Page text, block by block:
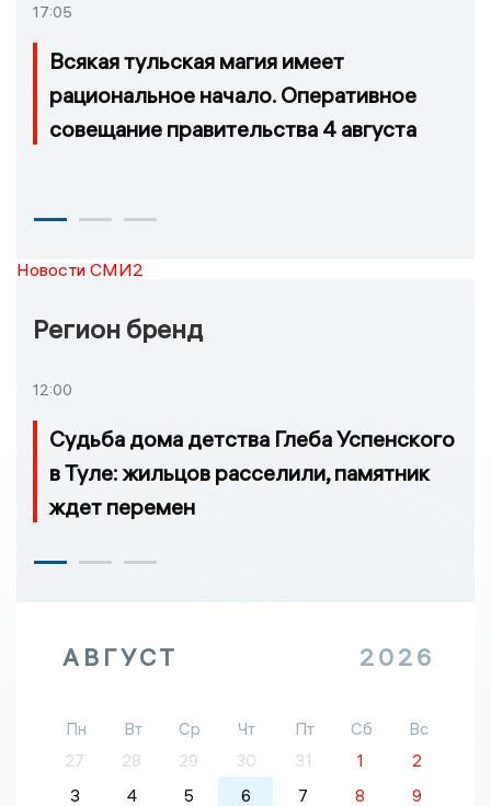
17:05
Всякая тульская магия имеет
рациональное начало. Оперативное
совещание правительства 4 августа
Новости СМИ2
Регион бренд
12:00
Судьба дома детства Глеба Успенского
в Туле: жильцов расселили, памятник
ждет перемен
АВГУСТ 2026
Пн Вт Ср Чт Пт Сб
Вс
27
28 29 30 31 1
2
3
4 5 6 7 8
9